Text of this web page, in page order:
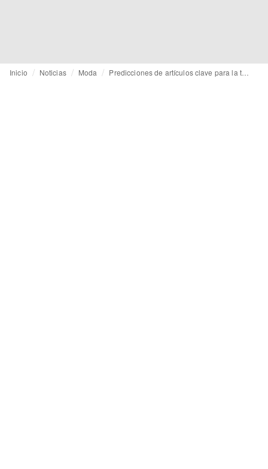
Inicio Noticias Moda Predicciones de artículos clave para la temporada SS26 de accesorios